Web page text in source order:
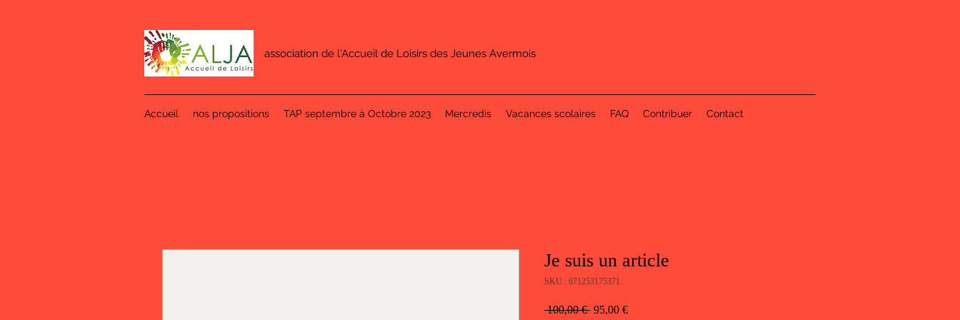
association de l'Accueil de Loisirs des Jeunes Avermois
Accueil nos propositions TAP septembre à Octobre 2023 Mercredis Vacances scolaires FAQ Contribuer Contact
Je suis un article
SKU : 671253175371
100,00 € Prix
95,00 €Prix